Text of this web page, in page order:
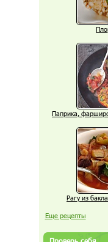
Паприка,
Рагу из
Еще рецепты